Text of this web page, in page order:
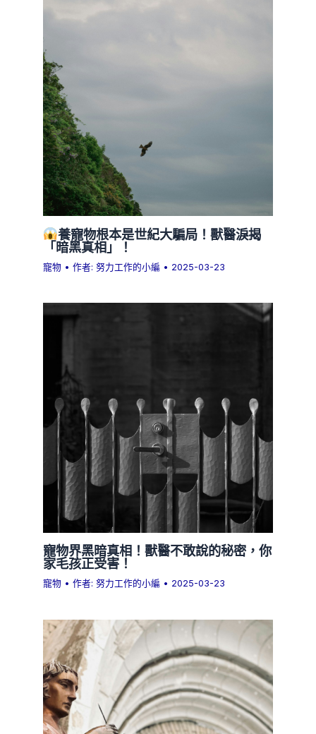
養寵物根本是世紀大騙局！獸醫淚揭
「暗黑真相」！
寵物 • 作者:努力工作的小編 • 2025-03-23
寵物界黑暗真相！獸醫不敢說的秘密，你
家毛孩正受害！
寵物 • 作者:努力工作的小編 • 2025-03-23